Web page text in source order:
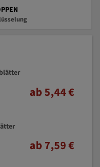
ab 5,44 €
ab 7,59 €